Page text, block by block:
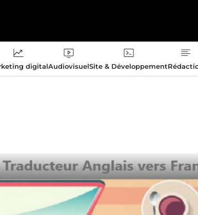
digitalAudiovisuelSite & Développement